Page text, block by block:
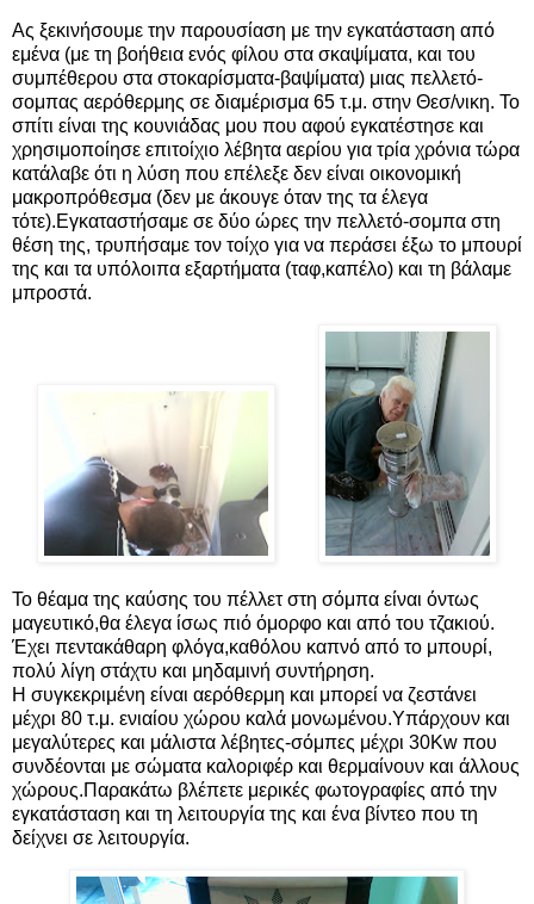
Ας ξεκινήσουμε την παρουσίαση με την εγκατάσταση από
εμένα (με τη βοήθεια ενός φίλου στα σκαψίματα, και του
συμπέθερου στα στοκαρίσματα-βαψίματα) μιας πελλετό-
σομπας αερόθερμης σε διαμέρισμα 65 τ.μ. στην Θεσ/νικη. Το
σπίτι είναι της κουνιάδας μου που αφού εγκατέστησε και
χρησιμοποίησε επιτοίχιο λέβητα αερίου για τρία χρόνια τώρα
κατάλαβε ότι η λύση που επέλεξε δεν είναι οικονομική
μακροπρόθεσμα (δεν με άκουγε όταν της τα έλεγα
τότε).Εγκαταστήσαμε σε δύο ώρες την πελλετό-σομπα στη
θέση της, τρυπήσαμε τον τοίχο για να περάσει έξω το μπουρί
της και τα υπόλοιπα εξαρτήματα (ταφ,καπέλο) και τη βάλαμε
μπροστά.
Το θέαμα της καύσης του πέλλετ στη σόμπα είναι όντως
μαγευτικό,θα έλεγα ίσως πιό όμορφο και από του τζακιού.
Έχει πεντακάθαρη φλόγα,καθόλου καπνό από το μπουρί,
πολύ λίγη στάχτυ και μηδαμινή συντήρηση.
Η συγκεκριμένη είναι αερόθερμη και μπορεί να ζεστάνει
μέχρι 80 τ.μ. ενιαίου χώρου καλά μονωμένου.Υπάρχουν και
μεγαλύτερες και μάλιστα λέβητες-σόμπες μέχρι 30Kw που
συνδέονται με σώματα καλοριφέρ και θερμαίνουν και άλλους
χώρους.Παρακάτω βλέπετε μερικές φωτογραφίες από την
εγκατάσταση και τη λειτουργία της και ένα βίντεο που τη
δείχνει σε λειτουργία.